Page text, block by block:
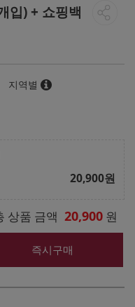
입) + 쇼핑백
지역별
20,900원
상품 금액 20,900 원
즉시구매